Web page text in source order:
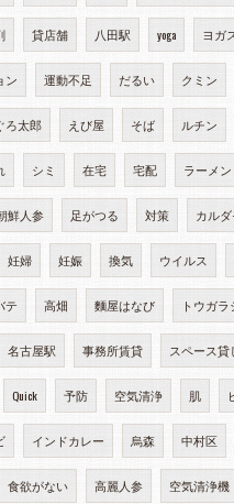
貸店舗 八田駅 yoga ヨガ
ン 運動不足 だるい クミン
ろ太郎 えび屋 そば ルチン
シミ 在宅 宅配 ラーメン
鮮人参 足がつる 対策 カル
妊婦 妊娠 換気 ウイルス
テ 高畑 麵屋はなび トウガラ
名古屋駅 事務所賃貸 スペース貸
Quick 予防 空気清浄 肌
インドカレー 烏森 中村区
食欲がない 高麗人参 空気清浄機